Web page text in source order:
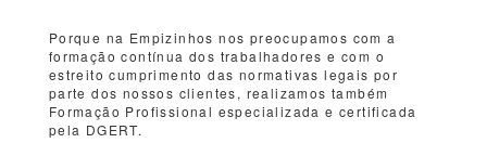
Porque na Empizinhos nos preocupamos com a
formação contínua dos trabalhadores e com o
estreito cumprimento das normativas legais por
parte dos nossos clientes, realizamos também
Formação Profissional especializada e certificada
pela DGERT.